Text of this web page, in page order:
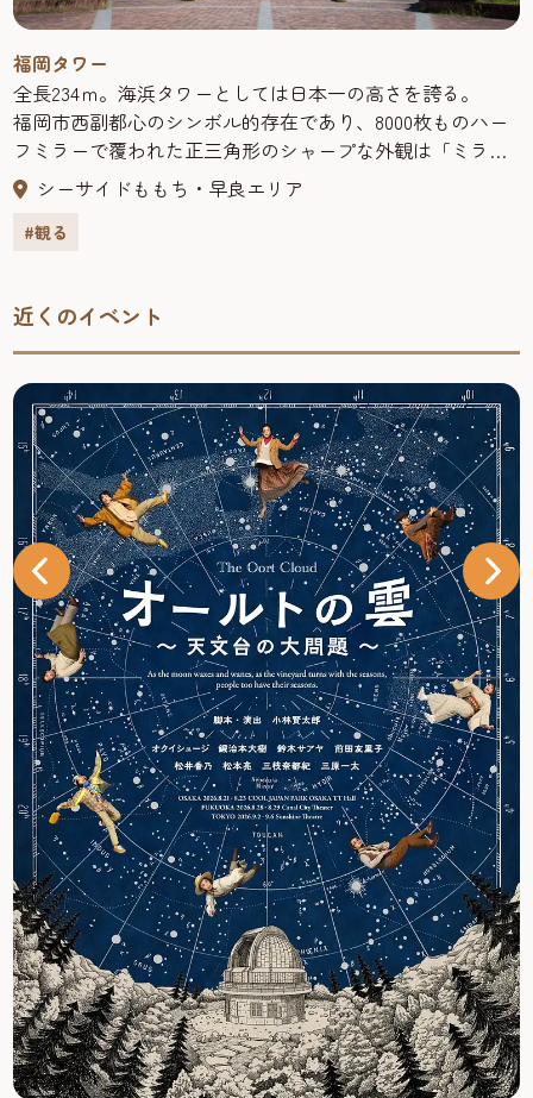
福岡タワー
全長234ｍ。海浜タワーとしては日本一の高さを誇る。
福岡市西副都心のシンボル的存在であり、8000枚ものハー
フミラーで覆われた正三角形のシャープな外観は「ミラー
セイル」の愛称で親しまれている。地上123ｍの展望3階か
ら見る福岡のパノラマ景色は圧巻モノ！
また、夜になると天の川やクリスマスツリーなど季節に合
室に設置された夜景とイルミネーションのコラボ「スカイ
イルミネーション」も必見。
さらに、福岡タワーは「恋人の聖地」としても認定されて
いる。地上116ｍの展望1階には、「誓いのフェンス」があ
りハート型南京錠を取り付け永遠の愛を誓うことができ
る。その他にもカップルで楽しめる仕掛けなどがあり、
デートスポットとしてもオススメ。
1階には、博多銘菓や明太子等を取り揃えたお土産コーナー
などもある。
◎関連記事：必見！リニューアルした「福岡タワー」の７
つの見どころを一挙紹介！
シーサイドももち・早良エリア
#観る
近くのイベント